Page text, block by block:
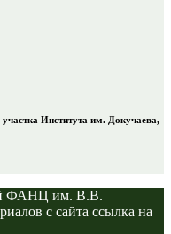
Института им. Докучаева,
ФАНЦ им. В.В.
с сайта ссылка на